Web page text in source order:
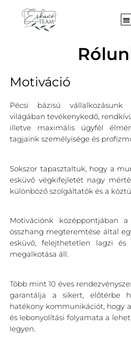
tartalomra
Motiváció
Pécsi bázisú
világában tevékenykedő,
illetve maximális ügyfél
tagjaink személyisége és
Sokszor tapasztaltuk, hogy a
esküvő végkifejletét nagy
különböző szolgáltatók és a
Motivációnk középpontjában
összhang megteremtése által
esküvő, felejthetetlen lagzi és
megalkotása áll.
Több mint 10 éves
garantálja a sikert, előtérbe
hatékony kommunikációt, hogy
és lebonyolítási folyamata a
legyen.